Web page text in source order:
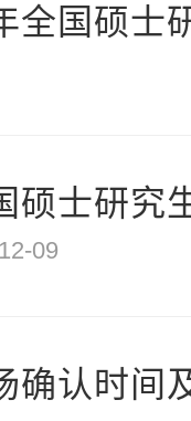
全国硕士
硕士研究
09
确认时间